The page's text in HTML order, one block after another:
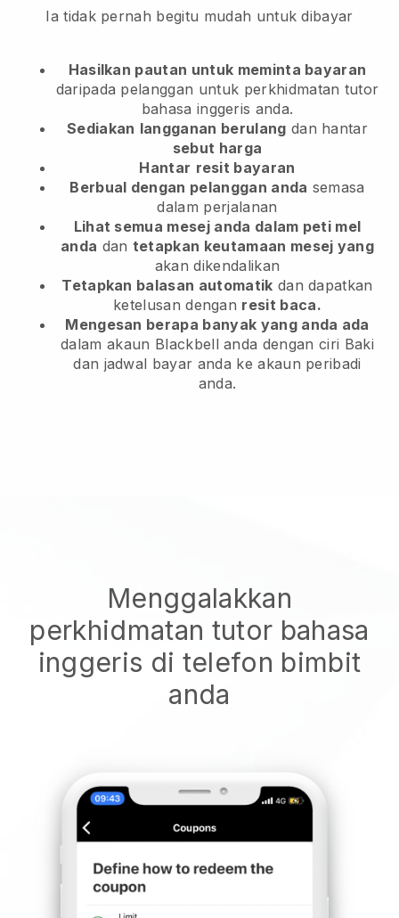
Ia tidak pernah begitu mudah untuk dibayar
Hasilkan pautan untuk meminta bayaran
daripada pelanggan untuk perkhidmatan tutor
bahasa inggeris anda.
Sediakan langganan berulang dan hantar
sebut harga
Hantar resit bayaran
Berbual dengan pelanggan anda semasa
dalam perjalanan
Lihat semua mesej anda dalam peti mel
anda dan tetapkan keutamaan mesej yang
akan dikendalikan
Tetapkan balasan automatik dan dapatkan
ketelusan dengan resit baca.
Mengesan berapa banyak yang anda ada
dalam akaun Blackbell anda dengan ciri Baki
dan jadwal bayar anda ke akaun peribadi
anda.
Menggalakkan
perkhidmatan tutor bahasa
inggeris di telefon bimbit
anda